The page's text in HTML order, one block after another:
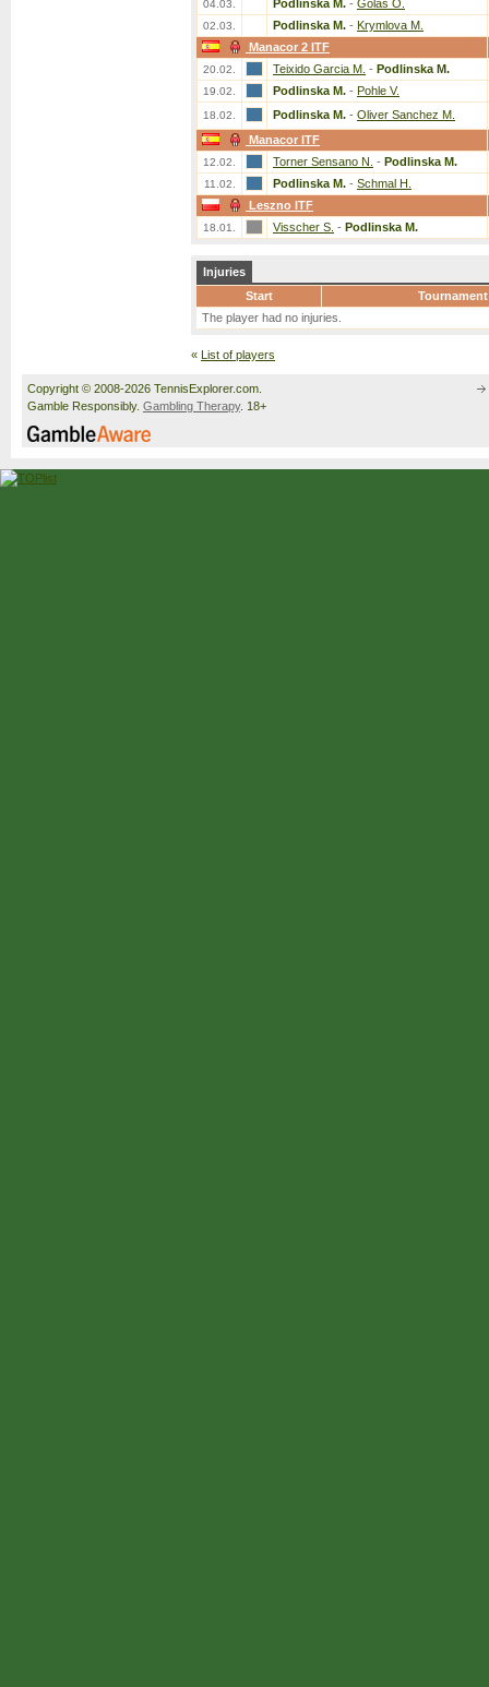
04.03. Podlinska M. - Golas O.
02.03. Podlinska M. - Krymlova M.
Manacor 2 ITF
20.02. Teixido Garcia M. - Podlinska M.
19.02. Podlinska M. - Pohle V.
18.02. Podlinska M. - Oliver Sanchez M.
Manacor ITF
12.02. Torner Sensano N. - Podlinska M.
11.02. Podlinska M. - Schmal H.
Leszno ITF
18.01. Visscher S. - Podlinska M.
Injuries
Start
Tournament
The player had no injuries.
« List of players
Copyright © 2008-2026 TennisExplorer.com.
Gamble Responsibly. Gambling Therapy. 18+